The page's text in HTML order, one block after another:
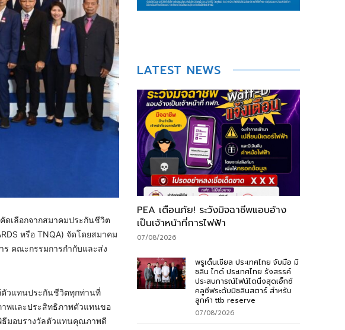
ดเลือกจากสมาคมประกันชีวิต
หรือ TNQA) จัดโดยสมาคม
ร คณะกรรมการกำกับและส่ง
ตัวแทนประกันชีวิตทุกท่านที่
พและประสิทธิภาพตัวแทนขอ
ธีมอบรางวัลตัวแทนคุณภาพดี
LATEST NEWS
PEA เตือนภัย! ระวังมิจฉาชีพแอบอ้าง
เป็นเจ้าหน้าที่การไฟฟ้า
07/08/2026
พรูเด็นเชียล ประเทศไทย จับมือ มิ
ชลิน ไกด์ ประเทศไทย รังสรรค์
ประสบการณ์ไฟน์ไดนิ่งสุดเอ็กซ์
คลูซีฟระดับมิชลินสตาร์ สำหรับ
ลูกค้า ttb reserve
07/08/2026